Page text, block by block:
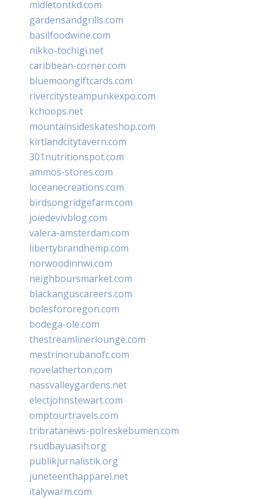
midletontkd.com
gardensandgrills.com
basilfoodwine.com
nikko-tochigi.net
caribbean-corner.com
bluemoongiftcards.com
rivercitysteampunkexpo.com
kchoops.net
mountainsideskateshop.com
kirtlandcitytavern.com
301nutritionspot.com
ammos-stores.com
loceanecreations.com
birdsongridgefarm.com
joiedevivblog.com
valera-amsterdam.com
libertybrandhemp.com
norwoodinnwi.com
neighboursmarket.com
blackanguscareers.com
bolesfororegon.com
bodega-ole.com
thestreamlinerlounge.com
mestrinorubanofc.com
novelatherton.com
nassvalleygardens.net
electjohnstewart.com
omptourtravels.com
tribratanews-polreskebumen.com
rsudbayuasih.org
publikjurnalistik.org
juneteenthapparel.net
italywarm.com